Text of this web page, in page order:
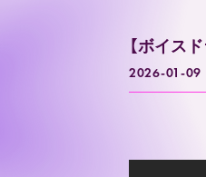
【ボイス
2026-01-09